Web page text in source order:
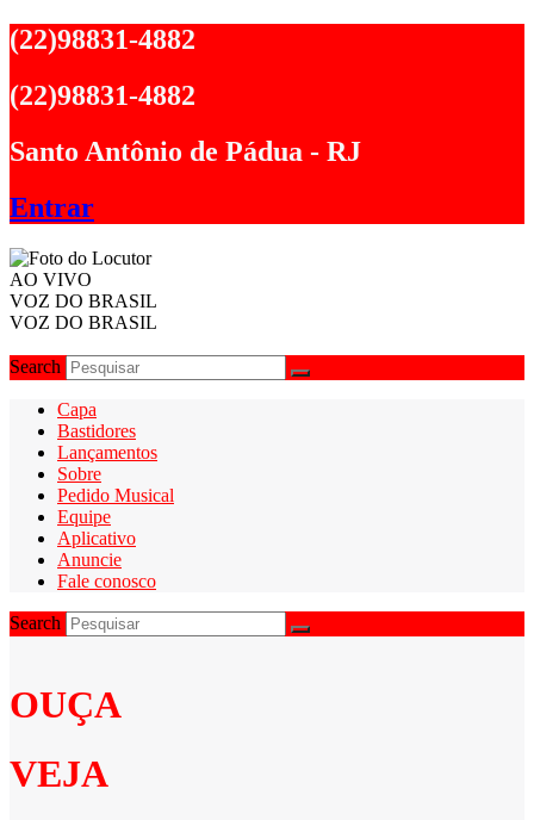
Ir
para
conteúdo
(22)98831-4882
(22)98831-4882
Santo Antônio de Pádua - RJ
Entrar
AO VIVO
VOZ DO BRASIL
VOZ DO BRASIL
Search
Capa
Bastidores
Lançamentos
Sobre
Pedido Musical
Equipe
Aplicativo
Anuncie
Fale conosco
Search
OUÇA
VEJA